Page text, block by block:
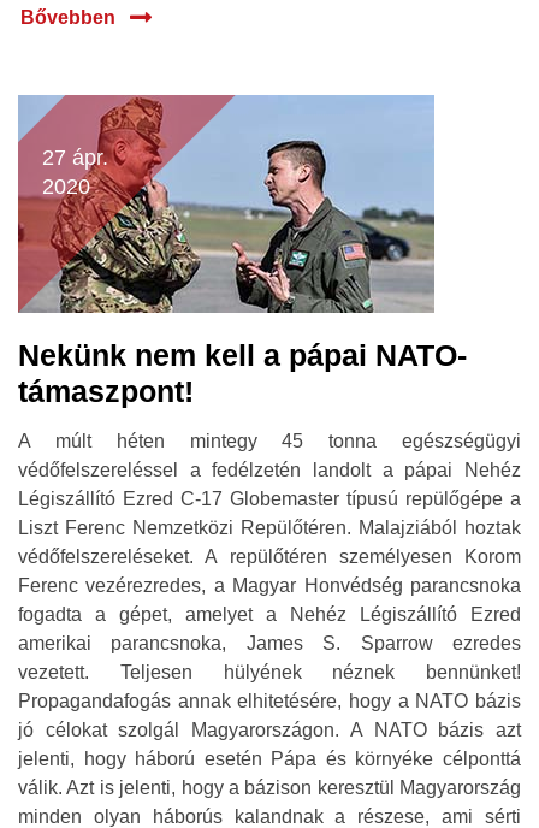
Bővebben
27 ápr.
2020
Nekünk nem kell a pápai NATO-
támaszpont!
A múlt héten mintegy 45 tonna egészségügyi
védőfelszereléssel a fedélzetén landolt a pápai Nehéz
Légiszállító Ezred C-17 Globemaster típusú repülőgépe a
Liszt Ferenc Nemzetközi Repülőtéren. Malajziából hoztak
védőfelszereléseket. A repülőtéren személyesen Korom
Ferenc vezérezredes, a Magyar Honvédség parancsnoka
fogadta a gépet, amelyet a Nehéz Légiszállító Ezred
amerikai parancsnoka, James S. Sparrow ezredes
vezetett. Teljesen hülyének néznek bennünket!
Propagandafogás annak elhitetésére, hogy a NATO bázis
jó célokat szolgál Magyarországon. A NATO bázis azt
jelenti, hogy háború esetén Pápa és környéke célponttá
válik. Azt is jelenti, hogy a bázison keresztül Magyarország
minden olyan háborús kalandnak a részese, ami sérti